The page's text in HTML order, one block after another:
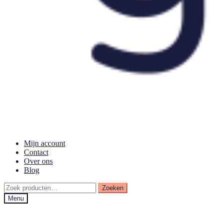
Mijn account
Contact
Over ons
Blog
Zoeken
naar:
Zoeken
Menu